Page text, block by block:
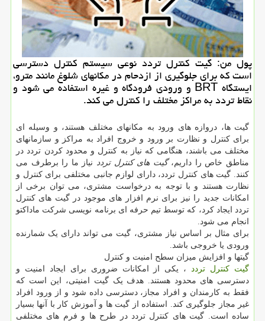
پول من: گیت كنترل تردد نوعی سیستم كنترل دسترسی
است كه برای جلوگیری از ازدحام در مكانهای شلوغ مانند مترو،
ایستگاه BRT و ورودی فرودگاه و غیره استفاده می شود و
نقاط تردد به مراكز مختلف را كنترل می كند.
گیت ها، دروازه های ورود به مکانهای مختلف هستند، و وسیله ای
برای کنترل و نظارت بر ورود و خروج افراد به مراکز و سازمانهای
مختلف می باشند، هنگامی که نیاز به کنترل و محدود کردن تردد در
مناطق خاص را داریم،گیت های کنترل تردد نیاز ما را برطرف می
کنند. گیت های کنترل تردد، دارای لوازم جانبی مختلفی برای کنترل و
نظارت هستند و با توجه به درخواست مشتری، می توان برخی از
امکانات جدید را نیز برای نرم افزار های موجود در گیت های کنترل
تردد ایجاد کرد، که توسط تیم حرفه ای برنامه نویسی شرکت ماداکتو
انجام می شود.
برای مثال بر اساس نیاز مشتری، گیت می تواند دارای یک شمارنده
ورودی یا خروجی باشد.
گیتها و افزایش میزان سطح امنیت و کنترل
گیت کنترل تردد
، یکی از امکانات ضروری برای ایجاد امنیت و
دسترسی های محدود هستند. هدف یک گیت امنیتی، این است که
فقط به کارمندان و افراد مجاز، دسترسی داده شود و از ورود افراد
غیر مجاز جلوگیری کند. استفاده از گیت ها و آموزش کار با آنها بسیار
ساده است. گیت های کنترل تردد در طرح ها و فرم های مختلفی